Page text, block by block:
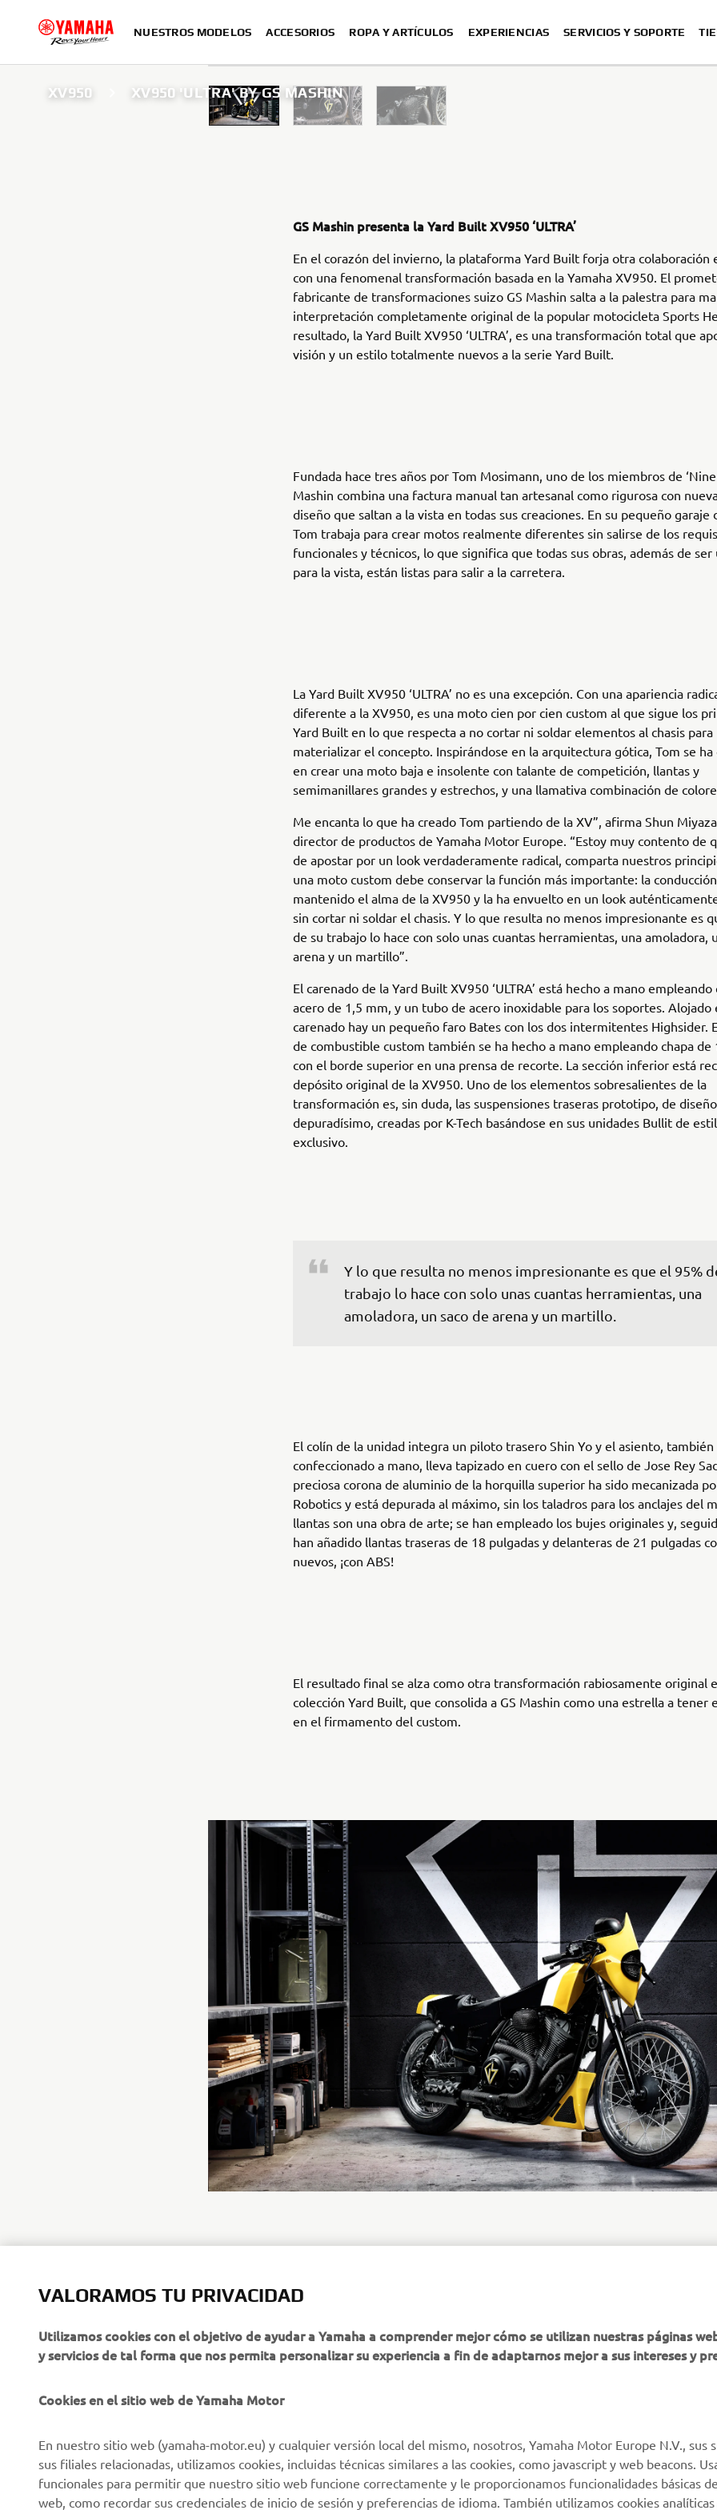
NUESTROS MODELOS ACCESORIOS ROPA Y ARTÍCULOS EXPERIENCIAS SERVICIOS Y SOPORTE
XV950 XV950 'ULTRA' BY GS MASHIN
GS Mashin presenta la Yard Built XV950 ‘ULTRA’
En el corazón del invierno, la plataforma Yard Built forja otra colaboración
con una fenomenal transformación basada en la Yamaha XV950. El
fabricante de transformaciones suizo GS Mashin salta a la palestra para
interpretación completamente original de la popular motocicleta Sports
resultado, la Yard Built XV950 ‘ULTRA’, es una transformación total que
visión y un estilo totalmente nuevos a la serie Yard Built.
Fundada hace tres años por Tom Mosimann, uno de los miembros de
Mashin combina una factura manual tan artesanal como rigurosa con
diseño que saltan a la vista en todas sus creaciones. En su pequeño garaje
Tom trabaja para crear motos realmente diferentes sin salirse de los
funcionales y técnicos, lo que significa que todas sus obras, además de ser
para la vista, están listas para salir a la carretera.
La Yard Built XV950 ‘ULTRA’ no es una excepción. Con una apariencia
diferente a la XV950, es una moto cien por cien custom al que sigue los
Yard Built en lo que respecta a no cortar ni soldar elementos al chasis para
materializar el concepto. Inspirándose en la arquitectura gótica, Tom se
en crear una moto baja e insolente con talante de competición, llantas y
semimanillares grandes y estrechos, y una llamativa combinación de
Me encanta lo que ha creado Tom partiendo de la XV”, afirma Shun
director de productos de Yamaha Motor Europe. “Estoy muy contento de
de apostar por un look verdaderamente radical, comparta nuestros
una moto custom debe conservar la función más importante: la
mantenido el alma de la XV950 y la ha envuelto en un look
sin cortar ni soldar el chasis. Y lo que resulta no menos impresionante es
de su trabajo lo hace con solo unas cuantas herramientas, una amoladora,
arena y un martillo”.
El carenado de la Yard Built XV950 ‘ULTRA’ está hecho a mano empleando
acero de 1,5 mm, y un tubo de acero inoxidable para los soportes. Alojado
carenado hay un pequeño faro Bates con los dos intermitentes Highsider.
de combustible custom también se ha hecho a mano empleando chapa de
con el borde superior en una prensa de recorte. La sección inferior está
depósito original de la XV950. Uno de los elementos sobresalientes de la
transformación es, sin duda, las suspensiones traseras prototipo, de diseño
depuradísimo, creadas por K-Tech basándose en sus unidades Bullit de
exclusivo.
Y lo que resulta no menos impresionante es que el 95%
trabajo lo hace con solo unas cuantas herramientas, una
amoladora, un saco de arena y un martillo.
El colín de la unidad integra un piloto trasero Shin Yo y el asiento, también
confeccionado a mano, lleva tapizado en cuero con el sello de Jose Rey
preciosa corona de aluminio de la horquilla superior ha sido mecanizada
Robotics y está depurada al máximo, sin los taladros para los anclajes del
llantas son una obra de arte; se han empleado los bujes originales y,
han añadido llantas traseras de 18 pulgadas y delanteras de 21 pulgadas
nuevos, ¡con ABS!
El resultado final se alza como otra transformación rabiosamente original
colección Yard Built, que consolida a GS Mashin como una estrella a tener
en el firmamento del custom.
Sobre nosotros
Eventos
Notas de Prensa
Catálogos
NEO's Delivery
Golf / Buggys B2B
Equipos de Intervención
Rápida
MyYamaha
Yamaha Motor Global
Aplicaciones móviles
Atención al Cliente
Localizador de
Concesionarios
VALORAMOS TU PRIVACIDAD
Utilizamos cookies con el objetivo de ayudar a Yamaha a comprender mejor cómo se utilizan nuestras páginas
y servicios de tal forma que nos permita personalizar su experiencia a fin de adaptarnos mejor a sus intereses y
Cookies en el sitio web de Yamaha Motor
En nuestro sitio web (yamaha-motor.eu) y cualquier versión local del mismo, nosotros, Yamaha Motor Europe N.V., sus
sus filiales relacionadas, utilizamos cookies, incluidas técnicas similares a las cookies, como javascript y web beacons.
funcionales para permitir que nuestro sitio web funcione correctamente y le proporcionamos funcionalidades básicas
web, como recordar sus credenciales de inicio de sesión y preferencias de idioma. También utilizamos cookies analíticas